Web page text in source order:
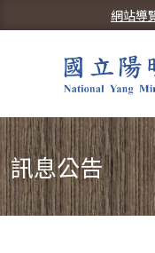
網站導
訊息公告